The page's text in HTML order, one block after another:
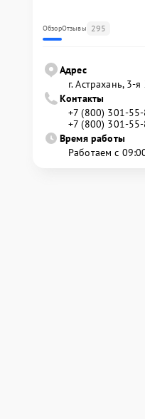
ОбзорОтзывы 295
Адрес
г. Астрахань, 3-
Контакты
+7 (800) 301-
+7 (800) 301-
Время работы
Работаем с